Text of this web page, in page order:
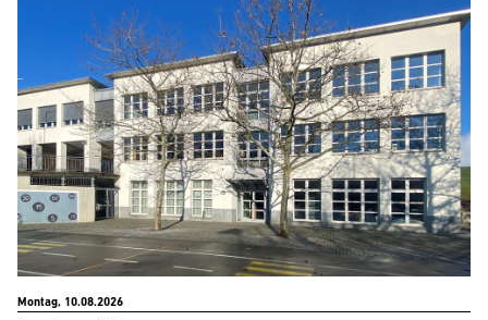
Montag, 10.08.2026